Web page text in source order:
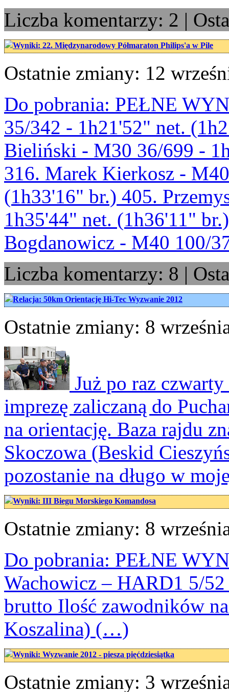
Liczba komentarzy: 2 |
Wyniki: 22. Międzynarodowy Półmaraton Philips'a w Pile
Ostatnie zmiany: 12
Do pobrania: PEŁNE
35/342 - 1h21'52" net.
Bieliński - M30 36/699 -
316. Marek Kierkosz -
(1h33'16" br.) 405.
1h35'44" net. (1h36'11"
Bogdanowicz - M40 100/
Liczba komentarzy: 8 |
Relacja: 50km Orientację Hi-Tec Wyzwanie 2012
Ostatnie zmiany: 8
Już po raz
imprezę zaliczaną do
na orientację. Baza rajdu
Skoczowa (Beskid
pozostanie na długo w
Wyniki: III Biegu Morskiego Komandosa
Ostatnie zmiany: 8
Do pobrania: PEŁNE
Wachowicz – HARD1 5/
brutto Ilość zawodników
Koszalina) (…)
Wyniki: Wyzwanie 2012 - piesza pięćdziesiątka
Ostatnie zmiany: 3